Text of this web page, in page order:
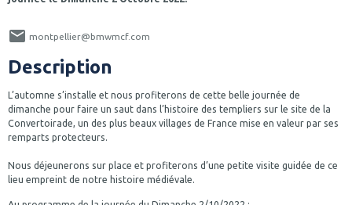
montpellier@bmwmcf.com
Description
L’automne s’installe et nous profiterons de cette belle journée de
dimanche pour faire un saut dans l’histoire des templiers sur le site de la
Convertoirade, un des plus beaux villages de France mise en valeur par ses
remparts protecteurs.
Nous déjeunerons sur place et profiterons d’une petite visite guidée de ce
lieu empreint de notre histoire médiévale.